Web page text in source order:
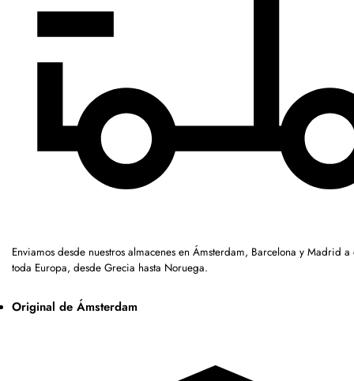
Enviamos desde nuestros almacenes en Ámsterdam, Barcelona y Madrid a
toda Europa, desde Grecia hasta Noruega.
Original de Ámsterdam